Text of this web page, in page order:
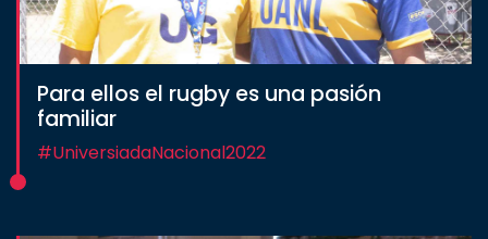
Para ellos el rugby es una pasión
familiar
#UniversiadaNacional2022